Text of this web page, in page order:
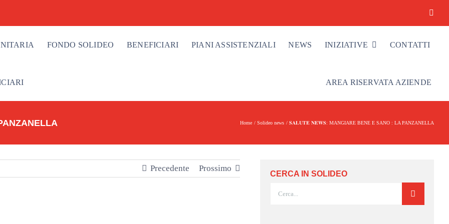
FONDO SOLIDEO BENEFICIARI PIANI ASSISTENZIALI NEWS INIZIATIVE CONTATTI
AREA RISERVATA AZIENDE
Home Solideo news 𝐒𝐀𝐋𝐔𝐓𝐄 𝐍𝐄𝐖𝐒: MANGIARE BENE E SANO : LA PANZANELLA
Precedente Prossimo
CERCA IN SOLIDEO